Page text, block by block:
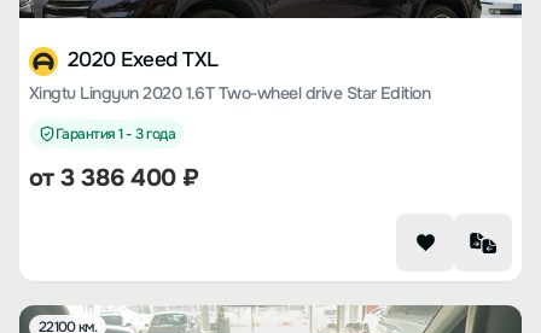
2020 Exeed TXL
Xingtu Lingyun 2020 1.6T Two-wheel drive Star Edition
Гарантия 1 - 3 года
от3 386 400₽
22100 км.